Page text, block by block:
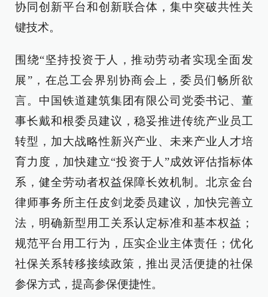
协同创新平台和创新联合体，集中突破共性关
键技术。
围绕“坚持投资于人，推动劳动者实现全面发
展”，在总工会界别协商会上，委员们畅所欲
言。中国铁道建筑集团有限公司党委书记、董
事长戴和根委员建议，稳妥推进传统产业员工
转型，加大战略性新兴产业、未来产业人才培
育力度，加快建立“投资于人”成效评估指标体
系，健全劳动者权益保障长效机制。北京金台
律师事务所主任皮剑龙委员建议，加快完善立
法，明确新型用工关系认定标准和基本权益；
规范平台用工行为，压实企业主体责任；优化
社保关系转移接续政策，推出灵活便捷的社保
参保方式，提高参保便捷性。